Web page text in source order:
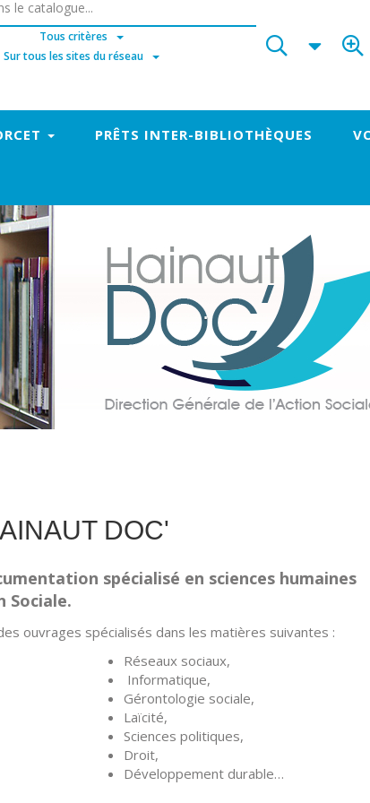
Tous critères
Sur tous les sites du réseau
PRÊTS INTER-BIBLIOTHÈQUES
.
DOC'
spécialisé en sciences humaines
Sociale.
ouvrages spécialisés dans les matières suivantes :
Réseaux sociaux,
Informatique,
Gérontologie sociale,
Laïcité,
Sciences politiques,
Droit,
Développement durable…